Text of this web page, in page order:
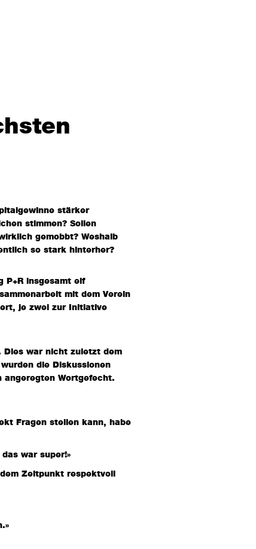
stärker
stimmen? Sollen
gemobbt? Weshalb
so stark hinterher?
P+R insgesamt elf
mit dem Verein
je zwei zur Initiative
Dies war nicht zuletzt dem
die Diskussionen
angeregten Wortgefecht.
Fragen stellen kann, habe
war super!»
Zeitpunkt respektvoll